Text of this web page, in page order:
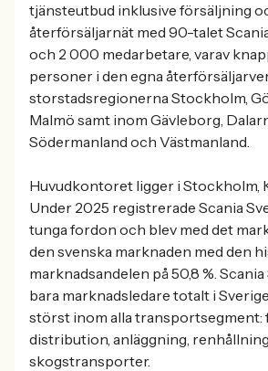
tjänsteutbud inklusive försäljning
återförsäljarnät med 90-talet
och 2 000 medarbetare, varav
personer i den egna
storstadsregionerna Stockholm,
Malmö samt inom Gävleborg,
Södermanland och Västmanland.
Huvudkontoret ligger i Stockholm,
Under 2025 registrerade Scania
tunga fordon och blev med det
den svenska marknaden med den
marknadsandelen på 50,8 %.
bara marknadsledare totalt i
störst inom alla transportsegment:
distribution, anläggning,
skogstransporter.